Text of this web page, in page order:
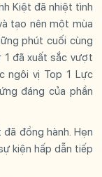
Kiệt đã nhiệt tình
tạo nên một mùa
phút cuối cùng
1 đã xuất sắc vượt
ngôi vị Top 1 Lực
đáng của phần
đồng hành. Hẹn
kiện hấp dẫn tiếp